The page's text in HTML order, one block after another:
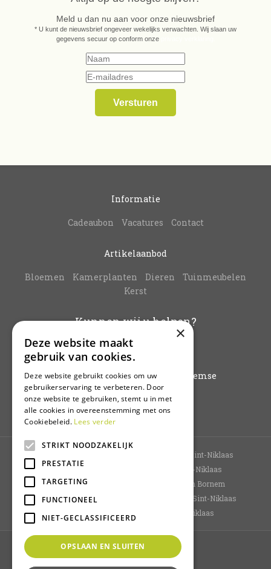
Meld u dan nu aan voor onze nieuwsbrief
* U kunt de nieuwsbrief ongeveer wekelijks verwachten. Wij slaan uw
gegevens secuur op conform onze
Informatie
Cadeaubon Vacatures Contact
Artikelaanbod
Bloemen Kamerplanten Dieren
Tuinmeubelen
Kerst
Kunnen wij u helpen?
info@vanbuynder.be
03/771.38.20
Hoogkamerstraat 196 - 9140 Temse
Plan route
Bloemenwinkel Sint-Niklaas
Planten Sint-Niklaas
Kamerplanten Sint-Niklaas
Bloemen kopen Sint-Niklaas
Tuincentrum Bornem
Tuincentrum Oost-Vlaanderen
Dierenwinkel Sint-Niklaas
Bloemen bestellen
Koopzondag Sint-Niklaas
© Van Buynder
×
Deze website maakt
gebruik van cookies.
Deze website gebruikt cookies om uw
gebruikerservaring te verbeteren. Door
onze website te gebruiken, stemt u in met
alle cookies in overeenstemming met ons
Cookiebeleid. Lees verder
STRIKT NOODZAKELIJK
PRESTATIE
TARGETING
FUNCTIONEEL
NIET-GECLASSIFICEERD
OPSLAAN EN SLUITEN